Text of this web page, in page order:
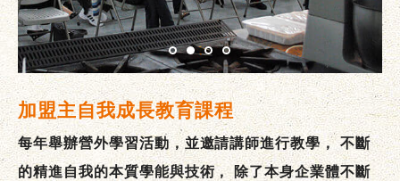
加盟主自我成長教育課程
每年舉辦營外學習活動，並邀請講師進行教學， 不斷
的精進自我的本質學能與技術， 除了本身企業體不斷